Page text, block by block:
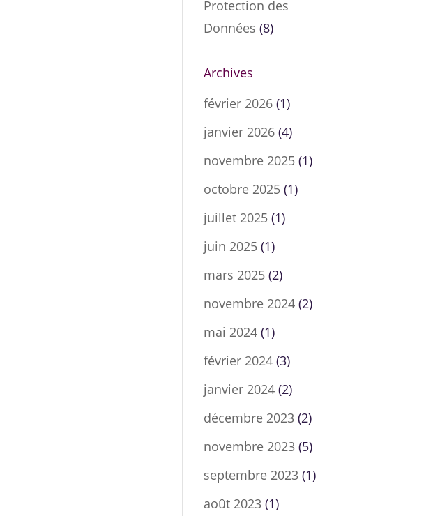
Protection des
Données (8)
Archives
février 2026 (1)
janvier 2026 (4)
novembre 2025 (1)
octobre 2025 (1)
juillet 2025 (1)
juin 2025 (1)
mars 2025 (2)
novembre 2024 (2)
mai 2024 (1)
février 2024 (3)
janvier 2024 (2)
décembre 2023 (2)
novembre 2023 (5)
septembre 2023 (1)
août 2023 (1)